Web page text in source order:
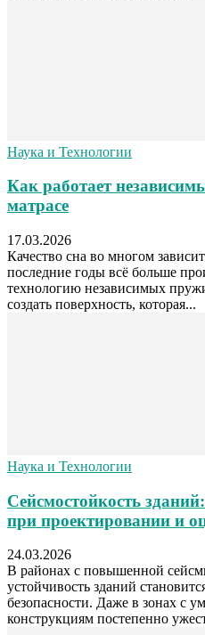
Наука и Технологии
Как работает
матрасе
17.03.2026
Качество сна во многом
последние годы всё больше
технологию независимых
создать поверхность, которая...
Наука и Технологии
Сейсмостойкость
при проектировании и
24.03.2026
В районах с повышенной
устойчивость зданий
безопасности. Даже в зонах с
конструкциям постепенно